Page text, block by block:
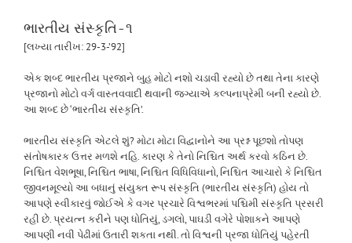
ભારતીય સંસ્કૃતિ-૧
[લખ્યા તારીખ: 29-3-’92]
એક શબ્દ ભારતીય પ્રજાને બુહ મોટો નશો ચડાવી રહ્યો છે તથા તેના કારણે
પ્રજાનો મોટો વર્ગ વાસ્તવવાદી થવાની જગ્યાએ કલ્પનાપ્રેમી બની રહ્યો છે.
આ શબ્દ છે ‘ભારતીય સંસ્કૃતિ’.
ભારતીય સંસ્કૃતિ એટલે શું? મોટા મોટા વિદ્વાનોને આ પ્રશ્ન પૂછશો તોપણ
સંતોષકારક ઉત્તર મળશે નહિ. કારણ કે તેનો નિશ્ચિત અર્થ કરવો કઠિન છે.
નિશ્ચિત વેશભૂષા, નિશ્ચિત ભાષા, નિશ્ચિત વિધિવિધાનો, નિશ્ચિત આચારો કે નિશ્ચિત
જીવનમૂલ્યો આ બધાનું સંયુક્ત રૂપ સંસ્કૃતિ (ભારતીય સંસ્કૃતિ) હોય તો
આપણે સ્વીકારવું જોઈએ કે વગર પ્રચારે વિશ્વભરમાં પશ્ચિમી સંસ્કૃતિ પ્રસરી
રહી છે. પ્રયત્ન કરીને પણ ધોતિયું, ડગલો, પાઘડી વગેરે પોશાકને આપણે
આપણી નવી પેઢીમાં ઉતારી શકતા નથી. તો વિશ્વની પ્રજા ધોતિયું પહેરતી